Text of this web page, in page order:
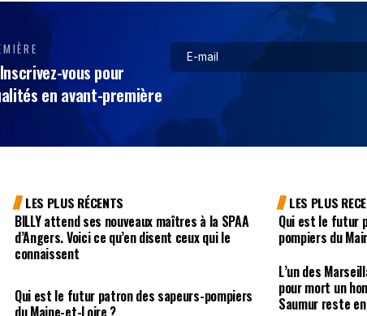
vous pour
en avant-première
LES PLUS RÉCENTS
BILLY attend ses nouveaux maîtres à la SPAA
d’Angers. Voici ce qu’en disent ceux qui le
connaissent
Qui est le futur patron des sapeurs-pompiers
LES PLUS
Qui est le futur
pompiers du
L’un des
pour mort un
Saumur reste